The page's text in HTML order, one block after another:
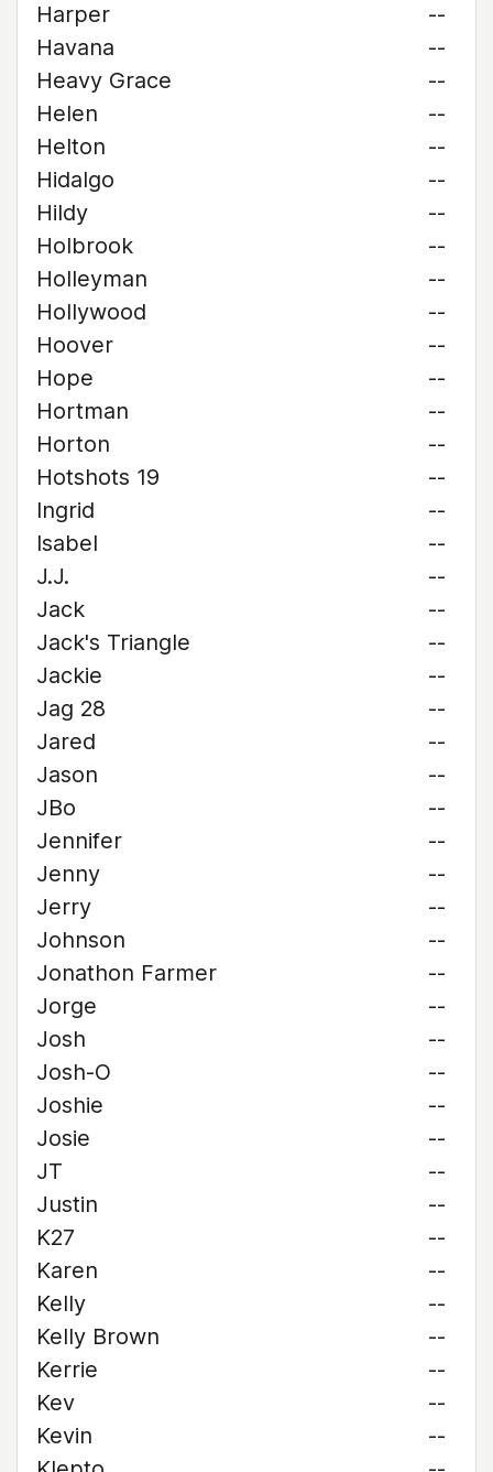
Harper
--
Havana
--
Heavy Grace
--
Helen
--
Helton
--
Hidalgo
--
Hildy
--
Holbrook
--
Holleyman
--
Hollywood
--
Hoover
--
Hope
--
Hortman
--
Horton
--
Hotshots 19
--
Ingrid
--
Isabel
--
J.J.
--
Jack
--
Jack's Triangle
--
Jackie
--
Jag 28
--
Jared
--
Jason
--
JBo
--
Jennifer
--
Jenny
--
Jerry
--
Johnson
--
Jonathon Farmer
--
Jorge
--
Josh
--
Josh-O
--
Joshie
--
Josie
--
JT
--
Justin
--
K27
--
Karen
--
Kelly
--
Kelly Brown
--
Kerrie
--
Kev
--
Kevin
--